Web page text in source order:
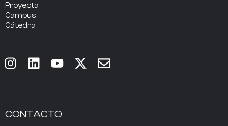
Proyecta
Campus
Cátedra
CONTACTO